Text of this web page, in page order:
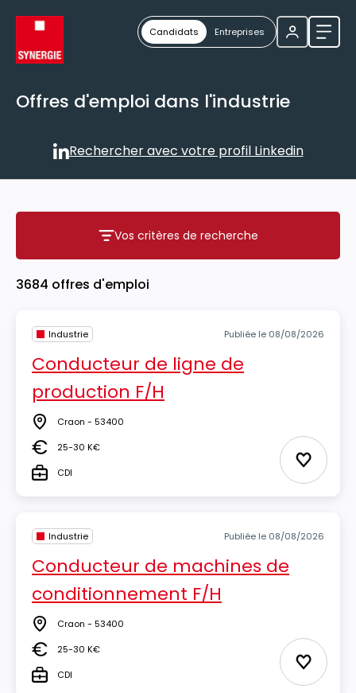
Candidats Entreprises
Offres d'emploi dans l'industrie
Rechercher avec votre
Rechercher avec votre profil Linkedin
Vos critères de recherche
Vos critères de recherche
3684 offres d'emploi
Industrie Publiée le 08/08/2026
Conducteur de ligne de
production F/H
Lieu Craon - 53400
Salaire25-30 K€
TypeCDI Ajouter
Industrie Publiée le 08/08/2026
Conducteur de machines de
conditionnement F/H
Lieu Craon - 53400
Salaire25-30 K€
TypeCDI Ajouter